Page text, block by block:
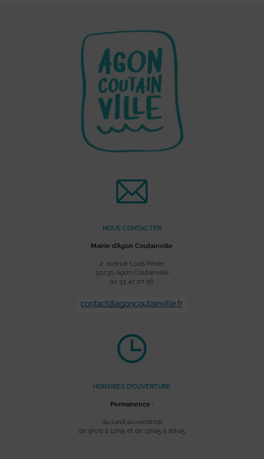
NOUS CONTACTER
Mairie d’Agon Coutainville
2, avenue Louis Périer
50230 Agon Coutainville
02 33 47 07 56
HORAIRES D’OUVERTURE
Permanence :
du lundi au vendredi
de 9h00 à 12h15 et de 13h45 à 16h45